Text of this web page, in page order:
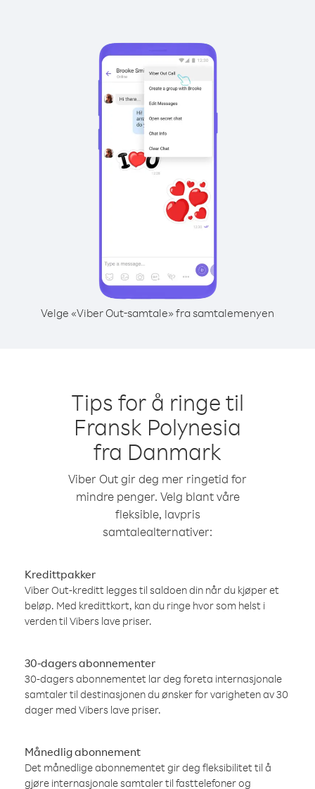
Velge «Viber Out-samtale» fra samtalemenyen
Tips for å ringe til
Fransk Polynesia
fra Danmark
Viber Out gir deg mer ringetid for
mindre penger. Velg blant våre
fleksible, lavpris
samtalealternativer:
Kredittpakker
Viber Out-kreditt legges til saldoen din når du kjøper et
beløp. Med kredittkort, kan du ringe hvor som helst i
verden til Vibers lave priser.
30-dagers abonnementer
30-dagers abonnementet lar deg foreta internasjonale
samtaler til destinasjonen du ønsker for varigheten av 30
dager med Vibers lave priser.
Månedlig abonnement
Det månedlige abonnementet gir deg fleksibilitet til å
gjøre internasjonale samtaler til fasttelefoner og